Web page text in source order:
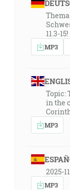
11.3-15!
MP3
Topic:
in the
MP3
2025-
MP3